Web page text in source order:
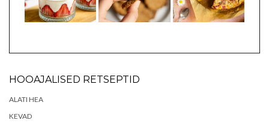
HOOAJALISED RETSEPTID
ALATI HEA
KEVAD